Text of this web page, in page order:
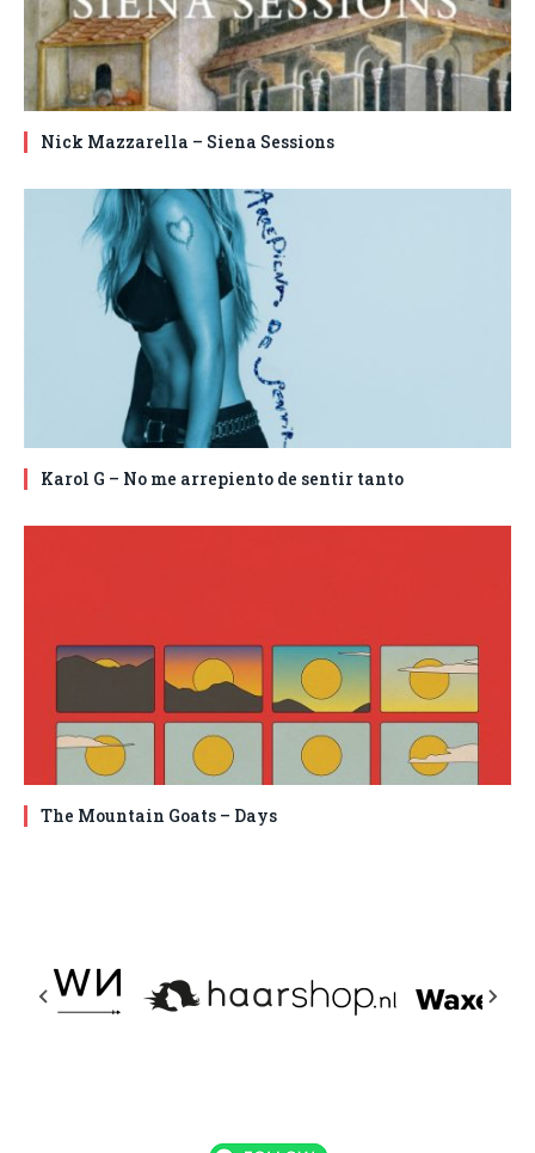
Nick Mazzarella – Siena Sessions
Karol G – No me arrepiento de sentir tanto
The Mountain Goats – Days